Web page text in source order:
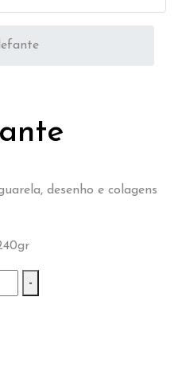
desenho e colagens
-